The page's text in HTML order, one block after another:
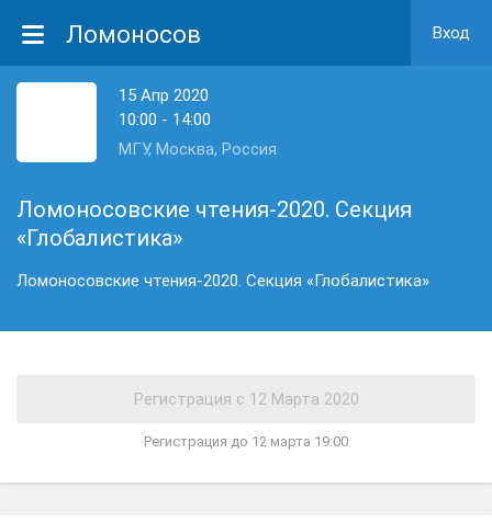
Ломоносов Вход
15 Апр 2020
10:00 - 14:00
МГУ, Москва, Россия
Ломоносовские чтения-2020. Секция
«Глобалистика»
Ломоносовские чтения-2020. Секция «Глобалистика»
Регистрация до 12 марта 19:00